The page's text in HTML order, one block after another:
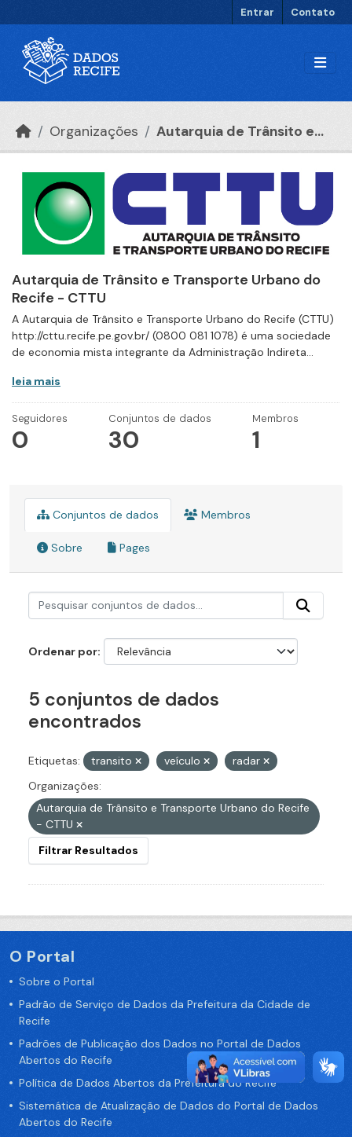
Entrar Contato
Organizações Autarquia de Trânsito e...
Autarquia de Trânsito e Transporte Urbano do
Recife - CTTU
A Autarquia de Trânsito e Transporte Urbano do Recife (CTTU)
http://cttu.recife.pe.gov.br/ (0800 081 1078) é uma sociedade
de economia mista integrante da Administração Indireta...
leia mais
Seguidores
0
Conjuntos de dados
30
Membros
1
Conjuntos de dados Membros
Sobre Pages
Ordenar por
5 conjuntos de dados
encontrados
Etiquetas: transito veículo
radar
Organizações:
Autarquia de Trânsito e Transporte Urbano do Recife
- CTTU
Filtrar Resultados
O Portal
Sobre o Portal
Padrão de Serviço de Dados da Prefeitura da Cidade de
Recife
Padrões de Publicação dos Dados no Portal de Dados
Abertos do Recife
Política de Dados Abertos da Prefeitura do Recife
Sistemática de Atualização de Dados do Portal de Dados
Abertos do Recife